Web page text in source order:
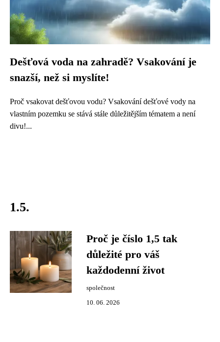
Dešťová voda na zahradě? Vsakování je
snazší, než si myslíte!
Proč vsakovat dešťovou vodu? Vsakování dešťové vody na
vlastním pozemku se stává stále důležitějším tématem a není
divu!...
1.5.
Proč je číslo 1,5 tak
důležité pro váš
každodenní život
společnost
10. 06. 2026